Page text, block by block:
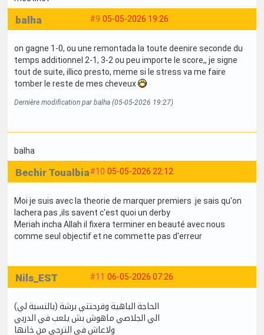
#9 05-05-2026 19:26
balha
on gagne 1-0, ou une remontada la toute deenire seconde du
temps additionnel 2-1, 3-2 ou peu importe le score,, je signe
tout de suite, illico presto, meme si le stress va me faire
tomber le reste de mes cheveux
Dernière modification par balha (05-05-2026 19:27)
balha
#10 05-05-2026 22:12
Bechir Toualbia
Moi je suis avec la theorie de marquer premiers .je sais qu'on
lachera pas ,ils savent c'est quoi un derby
Meriah incha Allah il fixera terminer en beauté avec nous
comme seul objectif et ne commette pas d'erreur
#11 06-05-2026 07:26
Nils_EST
الحاجة الباهية وفرحتني برشة (بالنسبة لي)
الي الجلاصي ماهوش بش يلعب في الدربي
ولاعاش في الترجي من خانها